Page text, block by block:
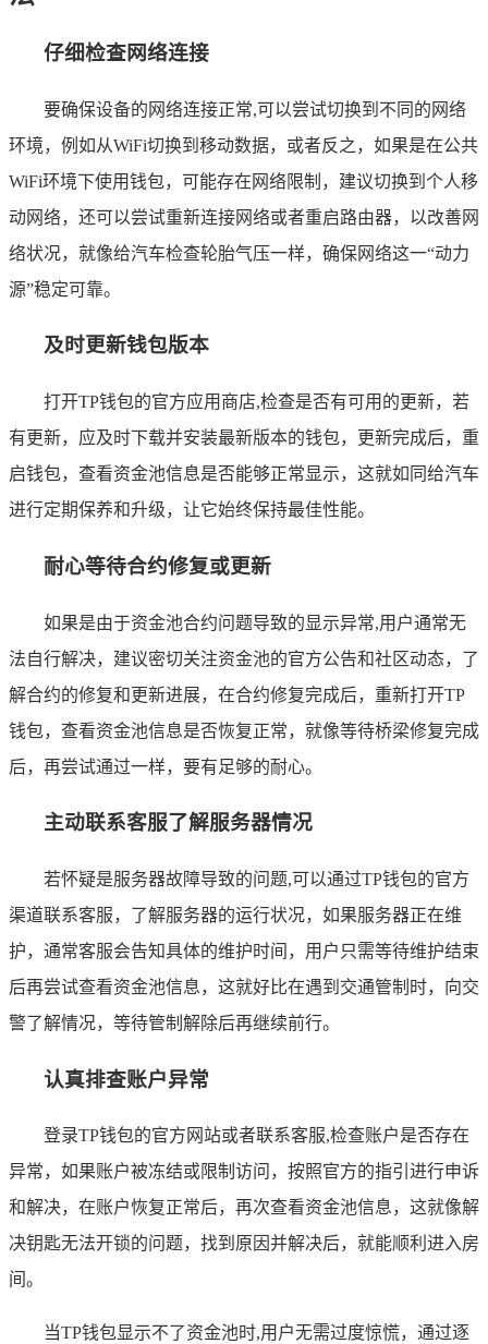
仔细检查网络连接
要确保设备的网络连接正常,可以尝试切换到不同的网络
环境，例如从WiFi切换到移动数据，或者反之，如果是在公共
WiFi环境下使用钱包，可能存在网络限制，建议切换到个人移
动网络，还可以尝试重新连接网络或者重启路由器，以改善网
络状况，就像给汽车检查轮胎气压一样，确保网络这一“动力
源”稳定可靠。
及时更新钱包版本
打开TP钱包的官方应用商店,检查是否有可用的更新，若
有更新，应及时下载并安装最新版本的钱包，更新完成后，重
启钱包，查看资金池信息是否能够正常显示，这就如同给汽车
进行定期保养和升级，让它始终保持最佳性能。
耐心等待合约修复或更新
如果是由于资金池合约问题导致的显示异常,用户通常无
法自行解决，建议密切关注资金池的官方公告和社区动态，了
解合约的修复和更新进展，在合约修复完成后，重新打开TP
钱包，查看资金池信息是否恢复正常，就像等待桥梁修复完成
后，再尝试通过一样，要有足够的耐心。
主动联系客服了解服务器情况
若怀疑是服务器故障导致的问题,可以通过TP钱包的官方
渠道联系客服，了解服务器的运行状况，如果服务器正在维
护，通常客服会告知具体的维护时间，用户只需等待维护结束
后再尝试查看资金池信息，这就好比在遇到交通管制时，向交
警了解情况，等待管制解除后再继续前行。
认真排查账户异常
登录TP钱包的官方网站或者联系客服,检查账户是否存在
异常，如果账户被冻结或限制访问，按照官方的指引进行申诉
和解决，在账户恢复正常后，再次查看资金池信息，这就像解
决钥匙无法开锁的问题，找到原因并解决后，就能顺利进入房
间。
当TP钱包显示不了资金池时,用户无需过度惊慌，通过逐